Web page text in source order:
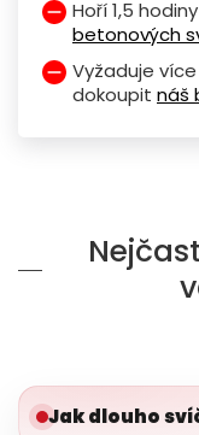
Hoří 1,5
betonových
Vyžaduje
dokoupit náš
Jak dlouho